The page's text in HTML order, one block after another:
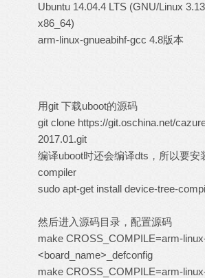
Ubuntu 14.04.4 LTS (GNU/Linux
x86_64)
arm-linux-gnueabihf-gcc 4.8版本
用git 下载uboot的源码
git clone https://git.oschina.net/
2017.01.git
编译uboot时还会编译dts，所以要安
compiler
sudo apt-get install device-tree-
然后进入源码目录，配置源码
make CROSS_COMPILE=arm-
<board_name>_defconfig
make CROSS_COMPILE=arm-